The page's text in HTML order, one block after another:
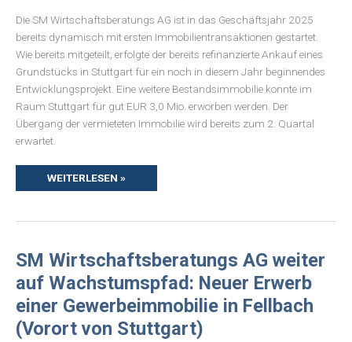
Die SM Wirtschaftsberatungs AG ist in das Geschäftsjahr 2025
bereits dynamisch mit ersten Immobilientransaktionen gestartet.
Wie bereits mitgeteilt, erfolgte der bereits refinanzierte Ankauf eines
Grundstücks in Stuttgart für ein noch in diesem Jahr beginnendes
Entwicklungsprojekt. Eine weitere Bestandsimmobilie konnte im
Raum Stuttgart für gut EUR 3,0 Mio. erworben werden. Der
Übergang der vermieteten Immobilie wird bereits zum 2. Quartal
erwartet.
NICHT
TESTIERT)
WEITERLESEN »
SM Wirtschaftsberatungs AG weiter
auf Wachstumspfad: Neuer Erwerb
einer Gewerbeimmobilie in Fellbach
(Vorort von Stuttgart)
SM
WIRTSCHAFTSBERATUNGS
AG
WEITER
AUF
WACHSTUMSPFAD:
NEUER
ERWERB
EINER